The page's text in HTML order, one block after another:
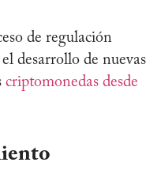
de regulación
desarrollo de nuevas
criptomonedas desde